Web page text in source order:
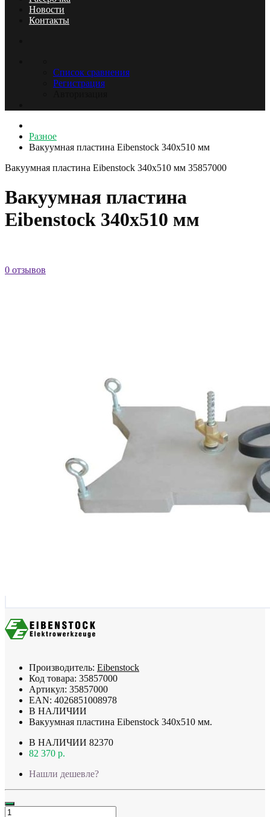
Новости
Контакты
Список сравнения
Регистрация
Разное
Вакуумная пластина Eibenstock 340x510 мм
Вакуумная пластина Eibenstock 340x510 мм 35857000
Вакуумная пластина
Eibenstock 340x510 мм
0 отзывов
Производитель: Eibenstock
Код товара: 35857000
Артикул: 35857000
EAN: 4026851008978
В НАЛИЧИИ
Вакуумная пластина Eibenstock 340x510 мм.
В НАЛИЧИИ 82370
82 370 р.
Нашли дешевле?